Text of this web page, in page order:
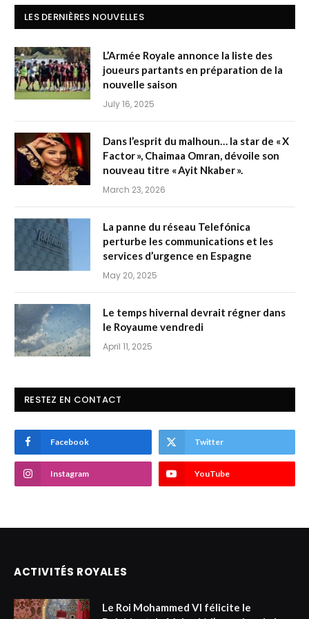
LES DERNIÈRES NOUVELLES
L’Armée Royale annonce la liste des
joueurs partants en préparation de la
nouvelle saison
July 16, 2025
Dans l’esprit du malhoun… la star de « X
Factor », Chaimaa Omran, dévoile son
nouveau titre « Ayit Nkaber ».
March 23, 2026
La panne du réseau Telefónica
perturbe les communications et les
services d’urgence en Espagne
May 20, 2025
Le temps hivernal devrait régner dans
le Royaume vendredi
April 11, 2025
RESTEZ EN CONTACT
Facebook Twitter
Instagram YouTube
ACTIVITÉS ROYALES
Le Roi Mohammed VI félicite le